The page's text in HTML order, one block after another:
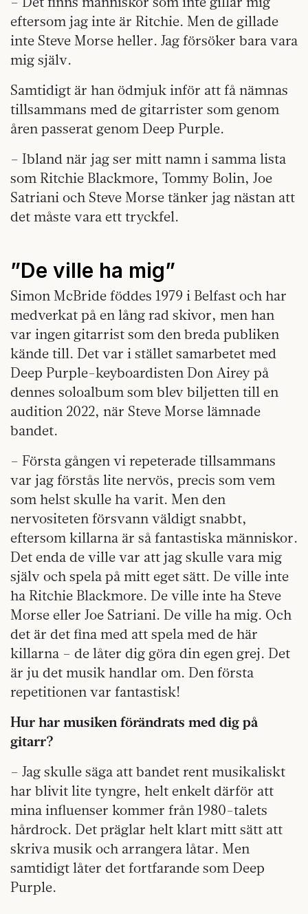
eftersom jag inte är Ritchie. Men de gillade
inte Steve Morse heller. Jag försöker bara vara
mig själv.
Samtidigt är han ödmjuk inför att få nämnas
tillsammans med de gitarrister som genom
åren passerat genom Deep Purple.
– Ibland när jag ser mitt namn i samma lista
som Ritchie Blackmore, Tommy Bolin, Joe
Satriani och Steve Morse tänker jag nästan att
det måste vara ett tryckfel.
”De ville ha mig”
Simon McBride föddes 1979 i Belfast och har
medverkat på en lång rad skivor, men han
var ingen gitarrist som den breda publiken
kände till. Det var i stället samarbetet med
Deep Purple-keyboardisten Don Airey på
dennes soloalbum som blev biljetten till en
audition 2022, när Steve Morse lämnade
bandet.
– Första gången vi repeterade tillsammans
var jag förstås lite nervös, precis som vem
som helst skulle ha varit. Men den
nervositeten försvann väldigt snabbt,
eftersom killarna är så fantastiska människor.
Det enda de ville var att jag skulle vara mig
själv och spela på mitt eget sätt. De ville inte
ha Ritchie Blackmore. De ville inte ha Steve
Morse eller Joe Satriani. De ville ha mig. Och
det är det fina med att spela med de här
killarna – de låter dig göra din egen grej. Det
är ju det musik handlar om. Den första
repetitionen var fantastisk!
Hur har musiken förändrats med dig på
gitarr?
– Jag skulle säga att bandet rent musikaliskt
har blivit lite tyngre, helt enkelt därför att
mina influenser kommer från 1980-talets
hårdrock. Det präglar helt klart mitt sätt att
skriva musik och arrangera låtar. Men
samtidigt låter det fortfarande som Deep
Purple.